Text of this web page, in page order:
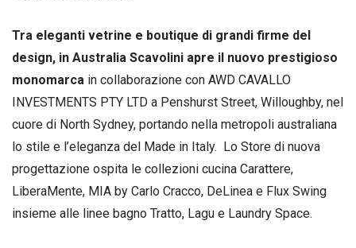
Tra eleganti vetrine e boutique di grandi firme del
design, in Australia Scavolini apre il nuovo prestigioso
monomarca in collaborazione con AWD CAVALLO
INVESTMENTS PTY LTD a Penshurst Street, Willoughby, nel
cuore di North Sydney, portando nella metropoli australiana
lo stile e l’eleganza del Made in Italy. Lo Store di nuova
progettazione ospita le collezioni cucina Carattere,
LiberaMente, MIA by Carlo Cracco, DeLinea e Flux Swing
insieme alle linee bagno Tratto, Lagu e Laundry Space.